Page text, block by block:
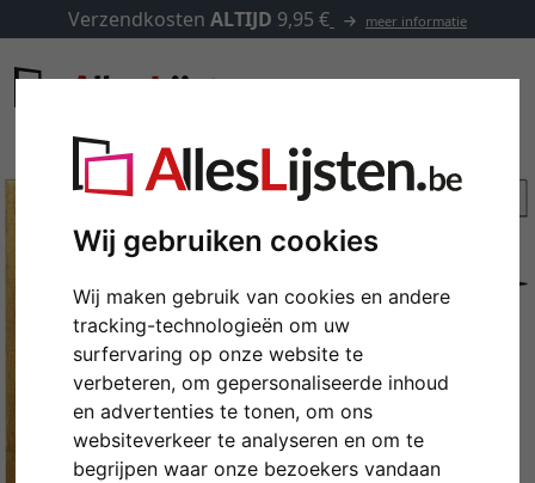
Wij gebruiken cookies
Wij maken gebruik van cookies en andere
tracking-technologieën om uw
surfervaring op onze website te
verbeteren, om gepersonaliseerde inhoud
en advertenties te tonen, om ons
websiteverkeer te analyseren en om te
begrijpen waar onze bezoekers vandaan
Verzendkosten ALTIJD 9,95 € meer informatie
Terug